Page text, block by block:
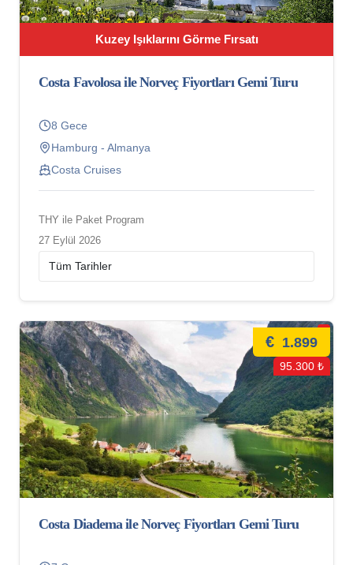
Kuzey Işıklarını Görme Fırsatı
Costa Favolosa ile Norveç Fiyortları Gemi Turu
8 Gece
Hamburg - Almanya
Costa Cruises
THY ile Paket Program
27 Eylül 2026
€ 1.899
95.300 ₺
Costa Diadema ile Norveç Fiyortları Gemi Turu